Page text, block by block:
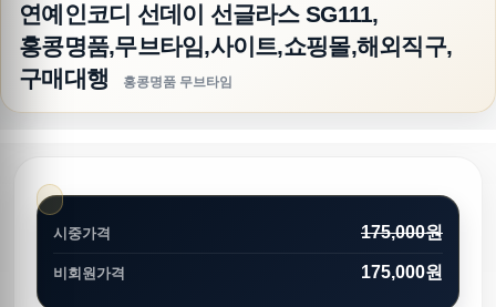
연예인코디 선데이 선글라스 SG111,
홍콩명품,무브타임,사이트,쇼핑몰,해외직구,
구매대행
홍콩명품 무브타임
시중가격 175,000원
비회원가격 175,000원